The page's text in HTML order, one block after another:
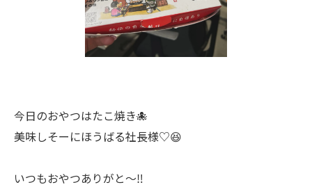
今日のおやつはたこ焼き🐙
美味しそーにほうばる社長様♡😆
いつもおやつありがと〜‼️